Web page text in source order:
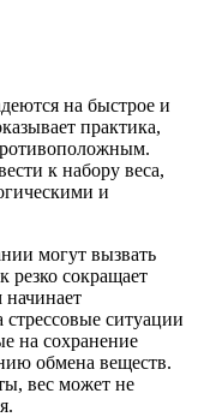
на быстрое и
практика,
к набору веса,
и
могут вызвать
резко сокращает
начинает
стрессовые ситуации
на сохранение
обмена веществ.
вес может не